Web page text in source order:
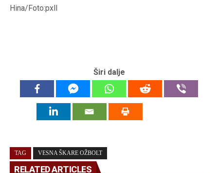
Hina/Foto:pxll
Širi dalje
TAG VESNA ŠKARE OŽBOLT
RELATED ARTICLES